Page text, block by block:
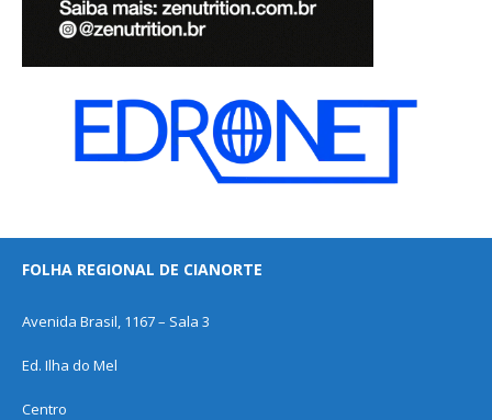
FOLHA REGIONAL DE CIANORTE
Avenida Brasil, 1167 – Sala 3
Ed. Ilha do Mel
Centro